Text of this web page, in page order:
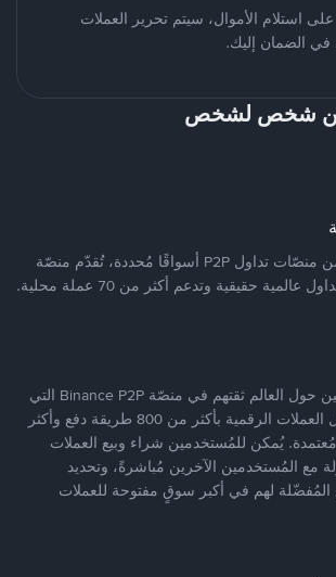
على استلام الأموال، سيتم تحرير العملات
في الضمان إليك.
من شخص لشخص
بينما تستهدف العديد من منصّات تداول P2P أسواقًا مُحددة، تُقدّم منصّة
يضع ملايين المُستخدمين حول العالم ثقتهم في منصّة Binance P2P التي
توفّر منصّة آمنة لتداول العملات الرقمية بأكثر من 800 طريقة دفع وأكثر
مُعتمدة. يُمكن للمُستخدمين شراء وبيع العملات
مع المُستخدمين الآخرين مُباشرةً، وتحديد
لهم في أكبر سوقٍ مفتوحة للعملات